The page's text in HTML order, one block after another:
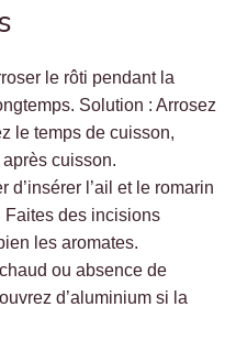
le rôti pendant la
Solution : Arrosez
le temps de cuisson,
cuisson.
d’insérer l’ail et le romarin
des incisions
les aromates.
ou absence de
d’aluminium si la